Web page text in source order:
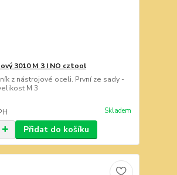
3010 M 3 I NO cztool
z nástrojové oceli. První ze sady -
M 3
Skladem
Přidat do košíku